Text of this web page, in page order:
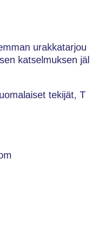
urakkatarjou
katselmuksen jäl
tekijät, T